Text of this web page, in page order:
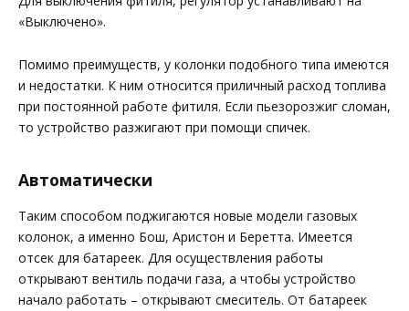
«Выключено».
Помимо преимуществ, у колонки подобного типа имеются
и недостатки. К ним относится приличный расход топлива
при постоянной работе фитиля. Если пьезорозжиг сломан,
то устройство разжигают при помощи спичек.
Автоматически
Таким способом поджигаются новые модели газовых
колонок, а именно Бош, Аристон и Беретта. Имеется
отсек для батареек. Для осуществления работы
открывают вентиль подачи газа, а чтобы устройство
начало работать – открывают смеситель. От батареек